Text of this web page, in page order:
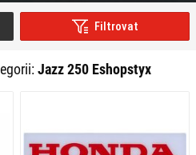
Filtrovat
Jazz 250 Eshopstyx